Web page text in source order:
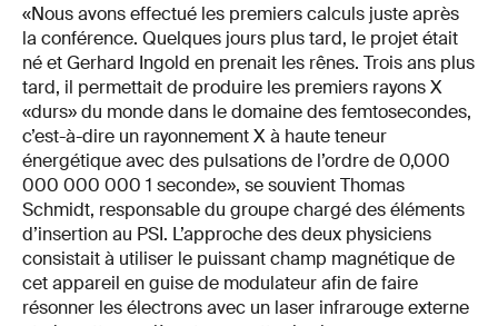
«Nous avons effectué les premiers calculs juste après
la conférence. Quelques jours plus tard, le projet était
né et Gerhard Ingold en prenait les rênes. Trois ans plus
tard, il permettait de produire les premiers rayons X
«durs» du monde dans le domaine des femtosecondes,
c’est-à-dire un rayonnement X à haute teneur
énergétique avec des pulsations de l’ordre de 0,000
000 000 000 1 seconde», se souvient Thomas
Schmidt, responsable du groupe chargé des éléments
d’insertion au PSI. L’approche des deux physiciens
consistait à utiliser le puissant champ magnétique de
cet appareil en guise de modulateur afin de faire
résonner les électrons avec un laser infrarouge externe